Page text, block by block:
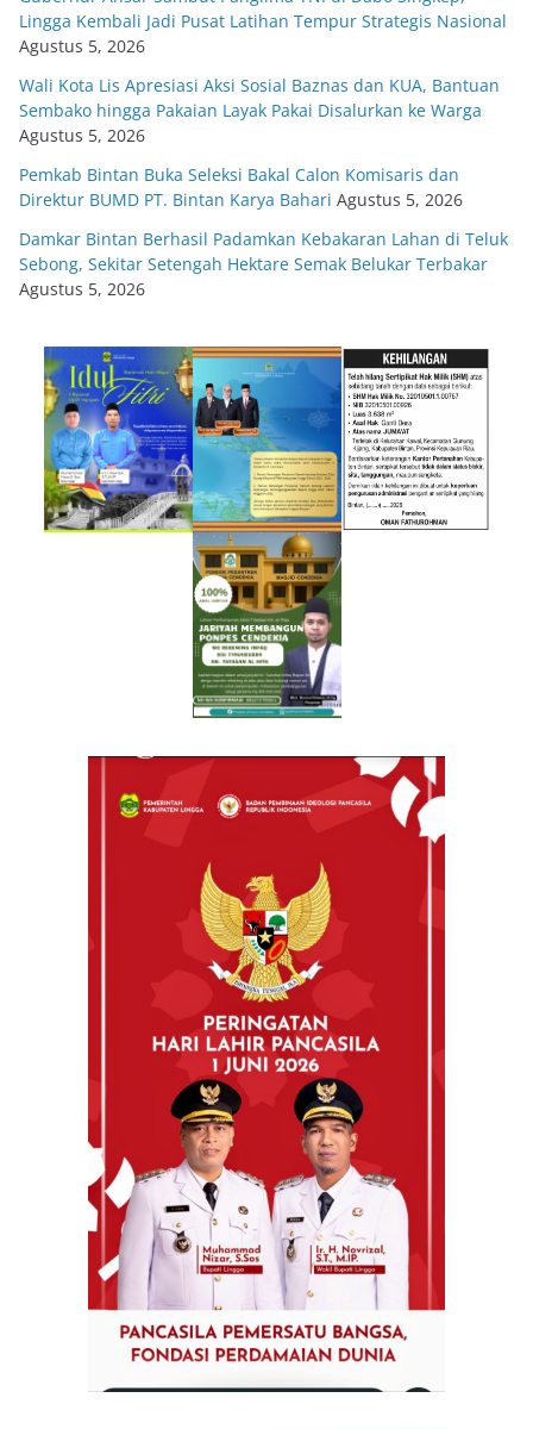
Lingga Kembali Jadi Pusat Latihan Tempur Strategis Nasional
Agustus 5, 2026
Wali Kota Lis Apresiasi Aksi Sosial Baznas dan KUA, Bantuan
Sembako hingga Pakaian Layak Pakai Disalurkan ke Warga
Agustus 5, 2026
Pemkab Bintan Buka Seleksi Bakal Calon Komisaris dan
Direktur BUMD PT. Bintan Karya Bahari Agustus 5, 2026
Damkar Bintan Berhasil Padamkan Kebakaran Lahan di Teluk
Sebong, Sekitar Setengah Hektare Semak Belukar Terbakar
Agustus 5, 2026